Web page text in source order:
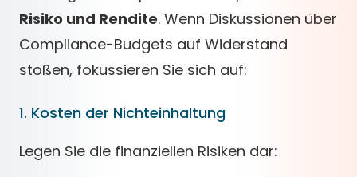
Risiko und Rendite. Wenn Diskussionen über
Compliance-Budgets auf Widerstand
stoßen, fokussieren Sie sich auf:
1. Kosten der Nichteinhaltung
Legen Sie die finanziellen Risiken dar: